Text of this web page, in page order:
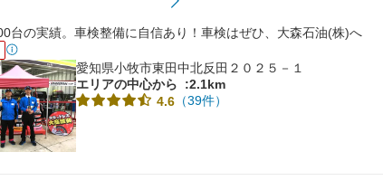
台の実績。車検整備に自信あり！車検はぜひ、大森石油(株)へ
愛知県小牧市東田中北反田２０２５－１
エリアの中心から
:2.1km
4.6 （39件）